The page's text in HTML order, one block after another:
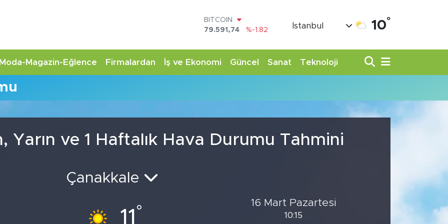
BITCOIN
79.591,74
%-1.82
45,43620
%0.02
EURO
BİST100
İstanbul 10°
Moda-Magazin-Eğlence Firmalardan İş ve Ekonomi Güncel Sanat Teknoloji
Yarın ve 1 Haftalık Hava Durumu Tahmini
Çanakkale
11 °
16 Mart Pazartesi
10:15